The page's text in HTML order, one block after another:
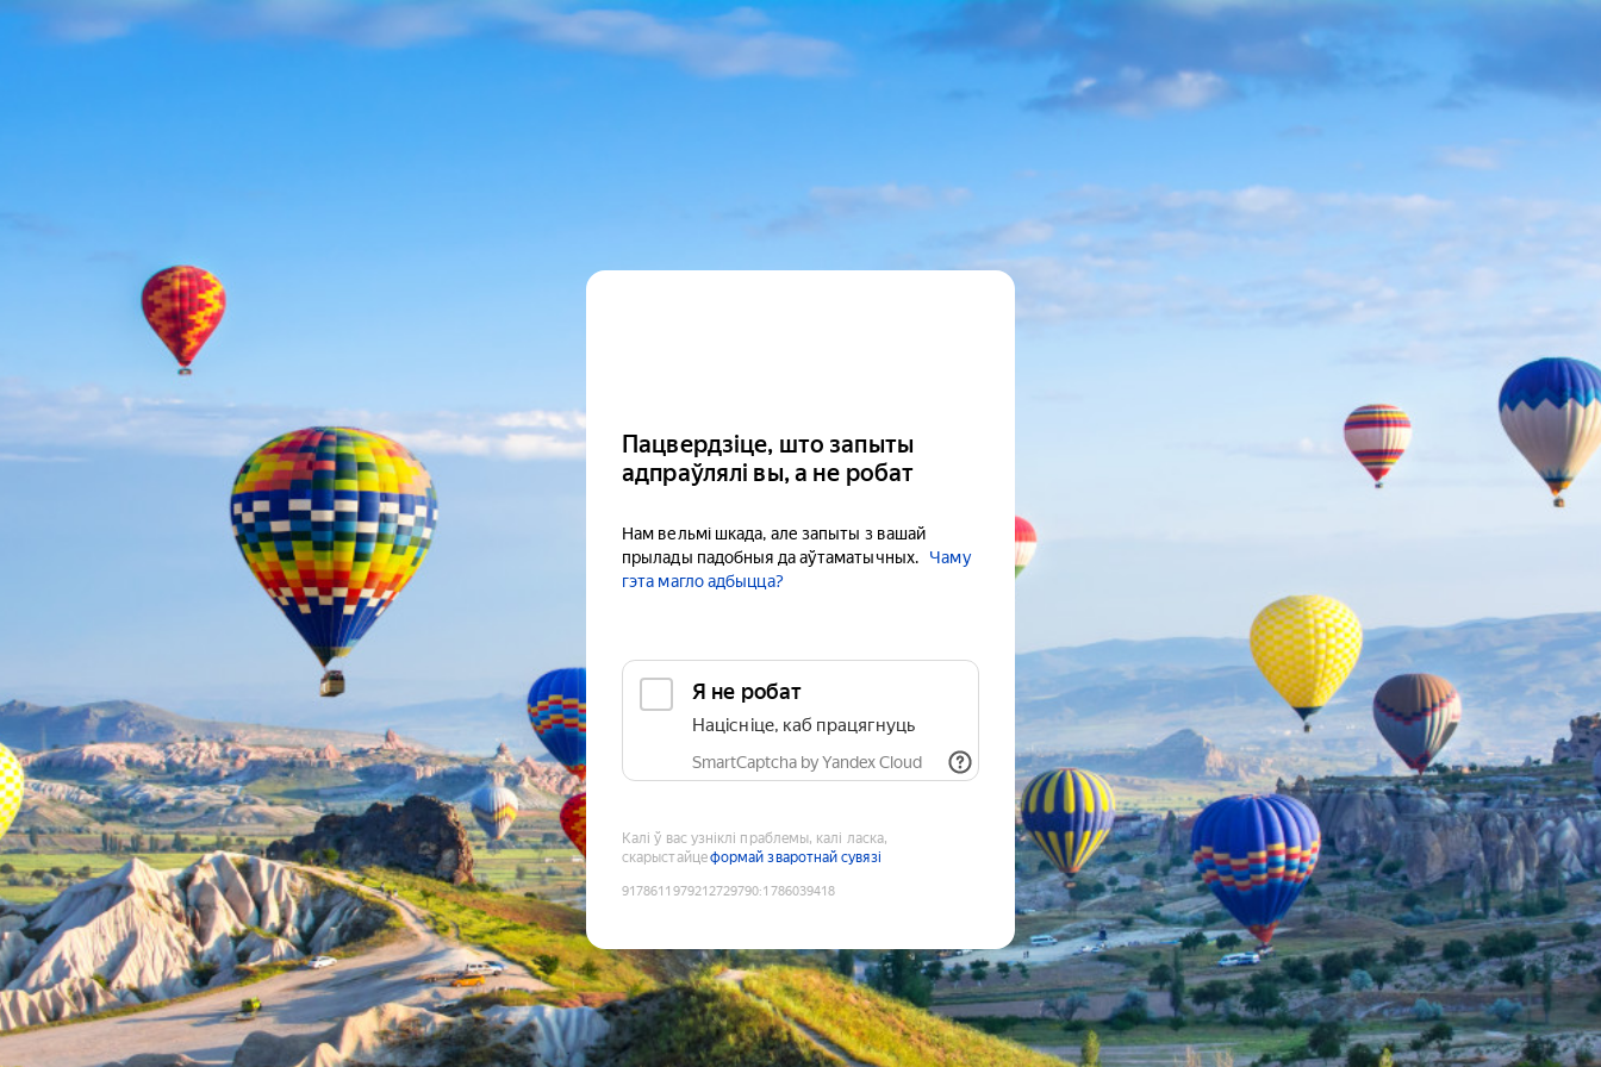
Пацвердзіце, што запыты
адпраўлялі вы, а не робат
Нам вельмі шкада, але запыты з вашай
прылады падобныя да аўтаматычных.
Чаму
гэта магло адбыцца?
Я не робат
Націсніце, каб працягнуць
SmartCaptcha by Yandex Cloud
Калі ў вас узніклі праблемы, калі ласка,
скарыстайцеформай зваротнай сувязі
9178611979212729790:1786039418